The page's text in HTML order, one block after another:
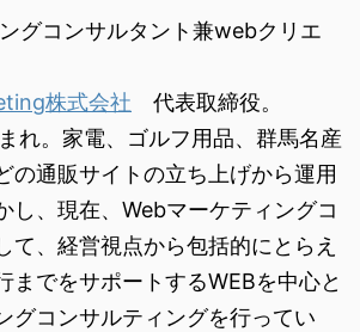
グコンサルタント兼webクリエ
株式会社 代表取締役。
れ。家電、ゴルフ用品、群馬名産
の通販サイトの立ち上げから運用
し、現在、Webマーケティングコ
て、経営視点から包括的にとらえ
までをサポートするWEBを中心と
グコンサルティングを行ってい